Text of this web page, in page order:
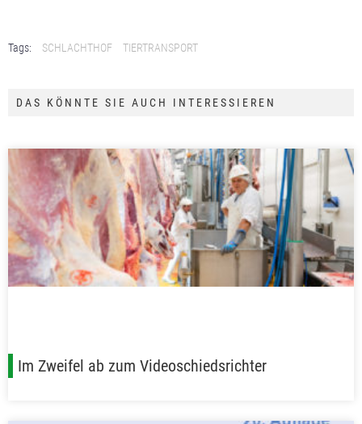
Tags: SCHLACHTHOF TIERTRANSPORT
DAS KÖNNTE SIE AUCH INTERESSIEREN
Im Zweifel ab zum Videoschiedsrichter